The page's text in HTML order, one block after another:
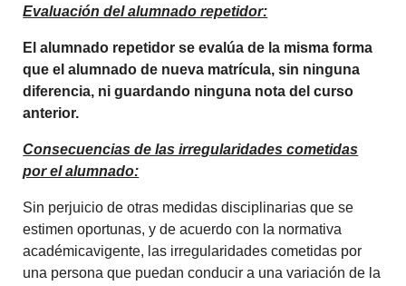
Evaluación del alumnado repetidor:
El alumnado repetidor se evalúa de la misma forma
que el alumnado de nueva matrícula, sin ninguna
diferencia, ni guardando ninguna nota del curso
anterior.
Consecuencias de las irregularidades cometidas
por el alumnado:
Sin perjuicio de otras medidas disciplinarias que se
estimen oportunas, y de acuerdo con la normativa
académicavigente, las irregularidades cometidas por
una persona que puedan conducir a una variación de la